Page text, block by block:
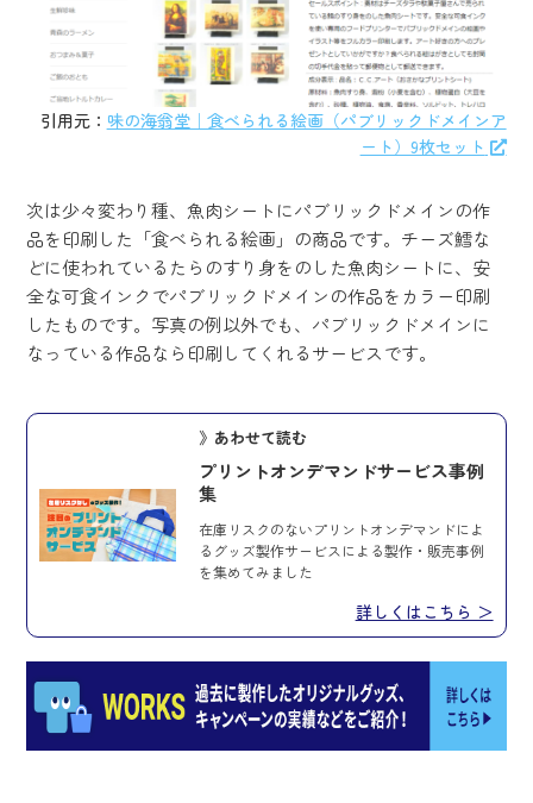
引用元： 味の海翁堂｜食べられる絵画（パブリックドメインア
ート）9枚セット
次は少々変わり種、魚肉シートにパブリックドメインの作
品を印刷した「食べられる絵画」の商品です。チーズ鱈な
どに使われているたらのすり身をのした魚肉シートに、安
全な可食インクでパブリックドメインの作品をカラー印刷
したものです。写真の例以外でも、パブリックドメインに
なっている作品なら印刷してくれるサービスです。
》あわせて読む
プリントオンデマンドサービス事例
集
在庫リスクのないプリントオンデマンドによ
るグッズ製作サービスによる製作・販売事例
を集めてみました
詳しくはこちら ＞